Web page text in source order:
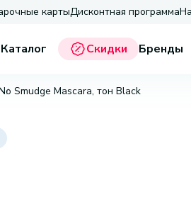
картыДисконтная программа
Каталог Скидки Бренды
Smudge Mascara, тон Black